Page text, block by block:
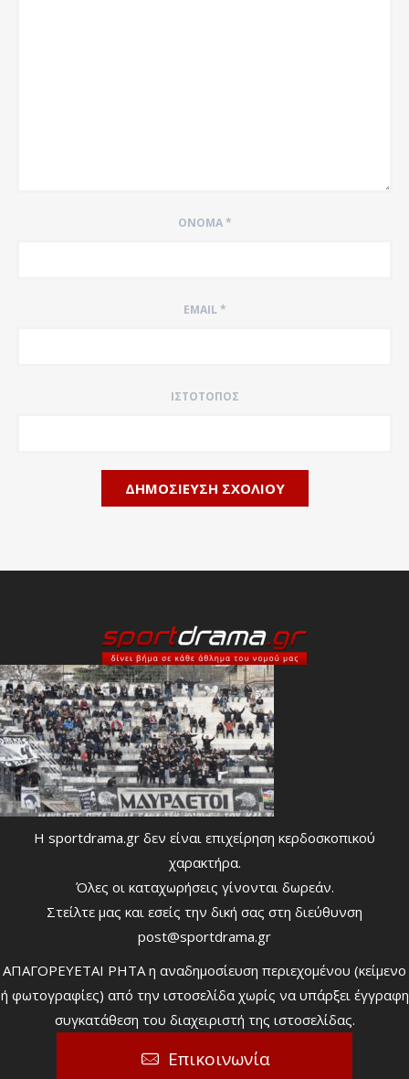
ΌΝΟΜΑ*
EMAIL*
ΙΣΤΌΤΟΠΟΣ
Η sportdrama.gr δεν είναι επιχείρηση κερδοσκοπικού
χαρακτήρα.
Όλες οι καταχωρήσεις γίνονται δωρεάν.
Στείλτε μας και εσείς την δική σας στη διεύθυνση
post@sportdrama.gr
ΑΠΑΓΟΡΕΥΕΤΑΙ ΡΗΤΑ η αναδημοσίευση περιεχομένου (κείμενο
ή φωτογραφίες) από την ιστοσελίδα χωρίς να υπάρξει έγγραφη
συγκατάθεση του διαχειριστή της ιστοσελίδας.
Επικοινωνία